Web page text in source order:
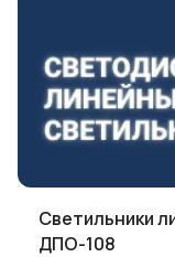
Светильники
ДПО-108